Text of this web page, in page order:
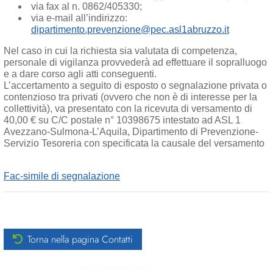
via fax al n. 0862/405330;
via e-mail all’indirizzo:
dipartimento.prevenzione@pec.asl1abruzzo.it
Nel caso in cui la richiesta sia valutata di competenza,
personale di vigilanza provvederà ad effettuare il sopralluogo
e a dare corso agli atti conseguenti.
L’accertamento a seguito di esposto o segnalazione privata o
contenzioso tra privati (ovvero che non è di interesse per la
collettività), va presentato con la ricevuta di versamento di
40,00 € su C/C postale n° 10398675 intestato ad ASL 1
Avezzano-Sulmona-L’Aquila, Dipartimento di Prevenzione-
Servizio Tesoreria con specificata la causale del versamento
Fac-simile di segnalazione
Torna nella pagina Contatti